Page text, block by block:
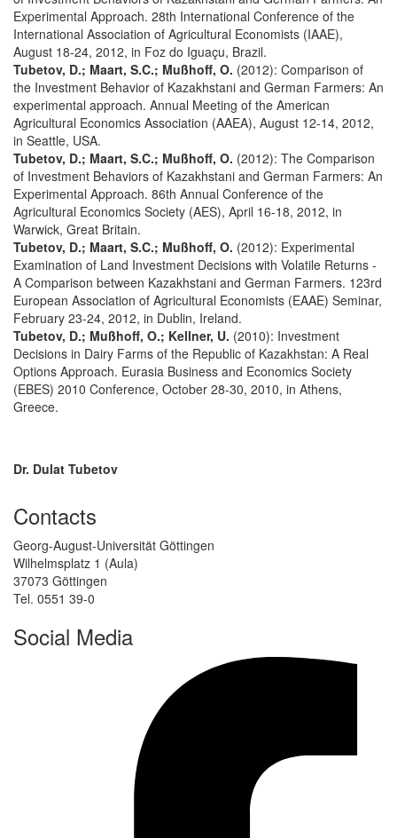
Experimental Approach. 28th International Conference of the
International Association of Agricultural Economists (IAAE),
August 18-24, 2012, in Foz do Iguaçu, Brazil.
Tubetov, D.; Maart, S.C.; Mußhoff, O. (2012): Comparison of
the Investment Behavior of Kazakhstani and German Farmers: An
experimental approach. Annual Meeting of the American
Agricultural Economics Association (AAEA), August 12-14, 2012,
in Seattle, USA.
Tubetov, D.; Maart, S.C.; Mußhoff, O. (2012): The Comparison
of Investment Behaviors of Kazakhstani and German Farmers: An
Experimental Approach. 86th Annual Conference of the
Agricultural Economics Society (AES), April 16-18, 2012, in
Warwick, Great Britain.
Tubetov, D.; Maart, S.C.; Mußhoff, O. (2012): Experimental
Examination of Land Investment Decisions with Volatile Returns -
A Comparison between Kazakhstani and German Farmers. 123rd
European Association of Agricultural Economists (EAAE) Seminar,
February 23-24, 2012, in Dublin, Ireland.
Tubetov, D.; Mußhoff, O.; Kellner, U. (2010): Investment
Decisions in Dairy Farms of the Republic of Kazakhstan: A Real
Options Approach. Eurasia Business and Economics Society
(EBES) 2010 Conference, October 28-30, 2010, in Athens,
Greece.
Dr. Dulat Tubetov
Contacts
Georg-August-Universität Göttingen
Wilhelmsplatz 1 (Aula)
37073 Göttingen
Tel. 0551 39-0
Social Media